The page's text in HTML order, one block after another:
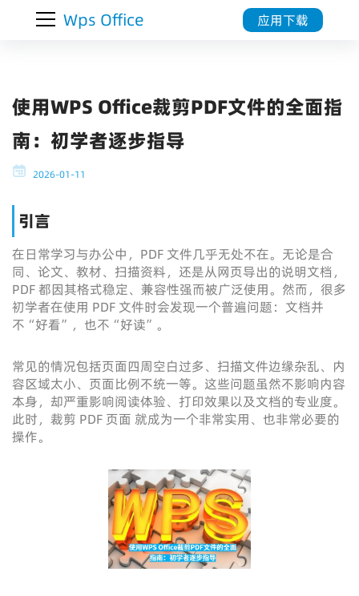
Wps Office 应用下载
使用WPS Office裁剪PDF文件的全面指
南：初学者逐步指导
2026-01-11
引言
在日常学习与办公中，PDF 文件几乎无处不在。无论是合
同、论文、教材、扫描资料，还是从网页导出的说明文档，
PDF 都因其格式稳定、兼容性强而被广泛使用。然而，很多
初学者在使用 PDF 文件时会发现一个普遍问题：文档并
不“好看”，也不“好读”。
常见的情况包括页面四周空白过多、扫描文件边缘杂乱、内
容区域太小、页面比例不统一等。这些问题虽然不影响内容
本身，却严重影响阅读体验、打印效果以及文档的专业度。
此时，裁剪 PDF 页面 就成为一个非常实用、也非常必要的
操作。